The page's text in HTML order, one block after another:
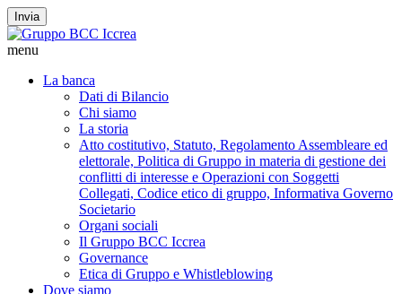
Invia
menu
La banca
Dati di Bilancio
Chi siamo
La storia
Atto costitutivo, Statuto, Regolamento Assembleare ed
elettorale, Politica di Gruppo in materia di gestione dei
conflitti di interesse e Operazioni con Soggetti
Collegati, Codice etico di gruppo, Informativa Governo
Societario
Organi sociali
Il Gruppo BCC Iccrea
Governance
Etica di Gruppo e Whistleblowing
Dove siamo